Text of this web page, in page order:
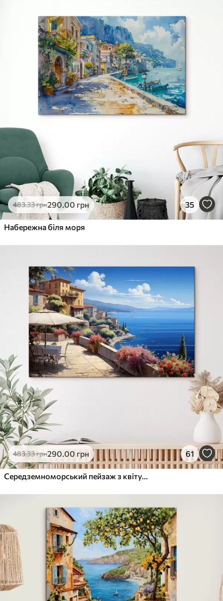
Яскраві, насичені кольори
Стійкість до вицвітання
Безпечне чорнило без запаху
Поверхня з текстурою полотна
Екологічний матеріал
Преміум
490.00грн
✓Стійкість до вицвітання
Безпечне чорнило без запаху
✓ Поверхня з текстурою полотна
Екологічний матеріал
Еко-Преміум
.00грн
✓Яскраві, насичені кольори
Екологічний матеріал
483.33грн290.00 грн 35
Набережна біля моря
483.33грн290.00 грн 61
Середземноморський пейзаж з квітучою терасою в художньому стилі